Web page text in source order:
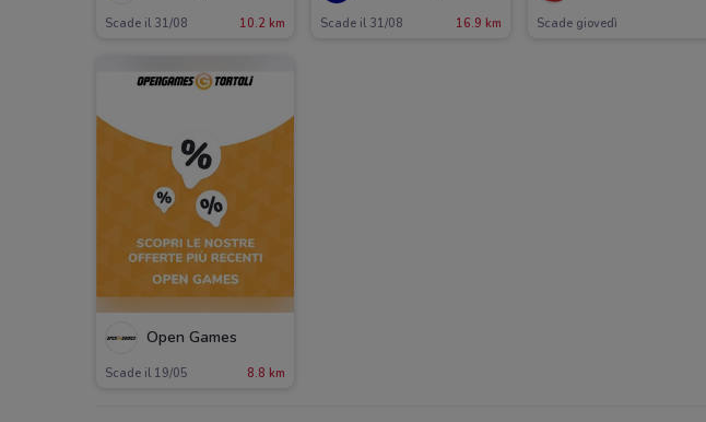
Scade il 31/08 10.2 km Scade il 31/08 16.9 km Scade giovedì
Open Games
Scade il 19/05 8.8 km